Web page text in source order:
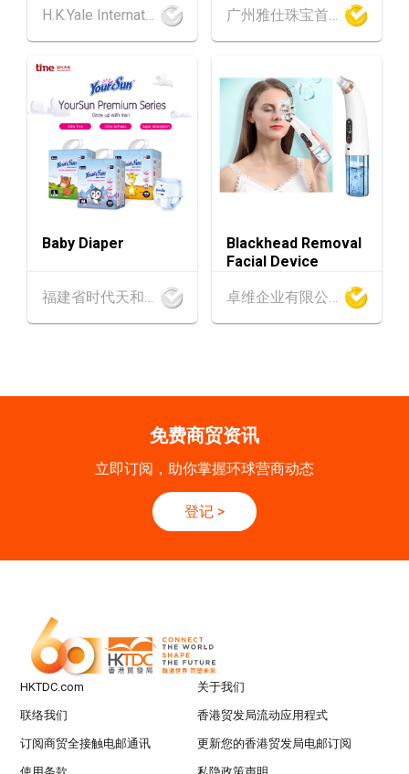
1-5
香港
01.09.2026 - 05.09.2026
国际名表荟萃 2026 (香港会议展览中心)
SEP
香港
01.09.2026 - 05.09.2026
香港贸发局香港钟表展 2026 (香港会议展览中
心)
2-5
SEP
香港
02.09.2026 - 05.09.2026
香港国际时尚汇展 2026 (香港会议展览中心)
SEP
一带一路高峰论坛2026
9
SEP
香港
09.09.2026
SEP
运输物流学会国际会议 2026
「香港好物节 (东盟)」2026
13.10.2026 - 16.10.2026
国际电子组件及生产技术展 2025 (香港会议展
H.K.Yale International Industry Co., Limited
广州雅仕珠宝首饰有限公司
Baby Diaper
福建省时代天和实业有限公司
Blackhead Removal
Facial Device
卓维企业有限公司
免费商贸资讯
立即订阅，助你掌握环球营商动态
登记 >
HKTDC.com 关于我们
联络我们 香港贸发局流动应用程式
订阅商贸全接触电邮通讯 更新您的香港贸发局电邮订阅